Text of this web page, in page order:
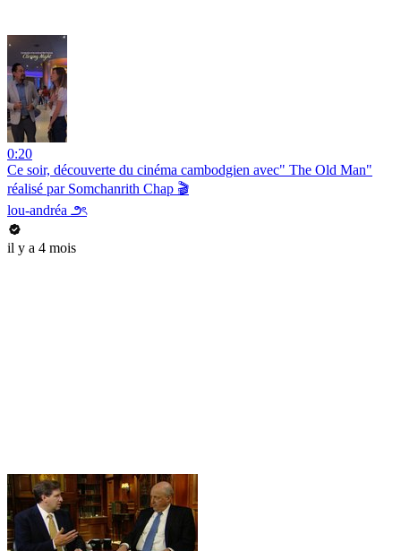
0:20
Ce soir, découverte du cinéma cambodgien avec" The Old Man"
réalisé par Somchanrith Chap 🎬
lou-andréa ౨ৎ
il y a 4 mois